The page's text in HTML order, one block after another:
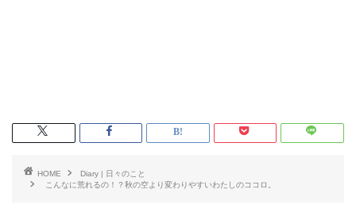
HOME
Diary | 日々のこと
こんなに荒れるの！？秋の空より変わりやすいわたしのココロ。